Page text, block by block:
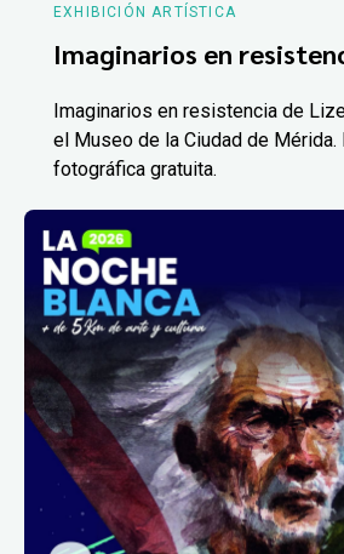
EXHIBICIÓN ARTÍSTICA
Imaginarios en
Imaginarios en resistencia de
el Museo de la Ciudad de Mérida.
fotográfica gratuita.